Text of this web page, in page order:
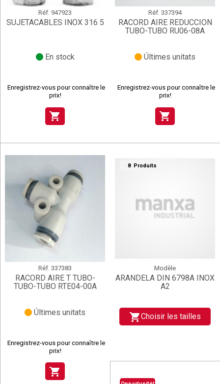
Réf. 947923
SUJETACABLES INOX 316 5
En stock
Enregistrez-vous pour connaître le
prix!
shopping_cart
Réf. 337394
RACORD AIRE REDUCCION
TUBO-TUBO RU06-08A
Últimes unitats
Enregistrez-vous pour connaître le
prix!
shopping_cart
Réf. 337383
RACORD AIRE T TUBO-
TUBO-TUBO RTE04-00A
Últimes unitats
Enregistrez-vous pour connaître le
prix!
shopping_cart
8 Produits
Modèle
ARANDELA DIN 6798A INOX
A2
shopping_cartChoisir les tailles